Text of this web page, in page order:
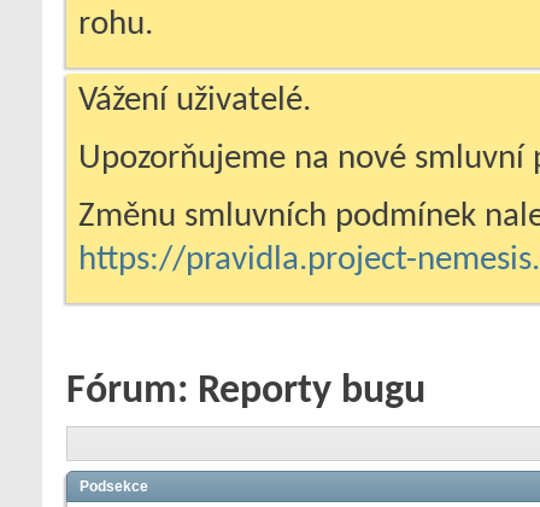
rohu.
Vážení uživatelé.
Upozorňujeme na nové smluvní
Změnu smluvních podmínek
https://pravidla.project-
Fórum: Reporty bugu
Podsekce